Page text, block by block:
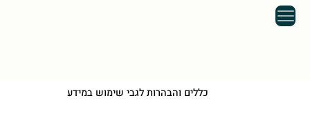
כללים והבהרות לגבי שימוש במידע